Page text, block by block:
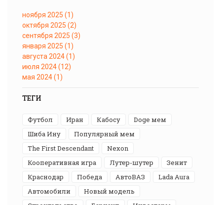
ноября 2025 (1)
октября 2025 (2)
сентября 2025 (3)
января 2025 (1)
августа 2024(1)
июля 2024(12)
мая 2024(1)
ТЕГИ
футбол Иран Кабосу
Doge мем
Шиба Ину
популярный мем
The First Descendant
Nexon
кооперативная игра
лутер-шутер
Зенит
Краснодар
победа АвтоВАЗ
Lada Aura
автомобили
новый модель